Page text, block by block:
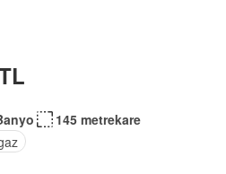
145 metrekare